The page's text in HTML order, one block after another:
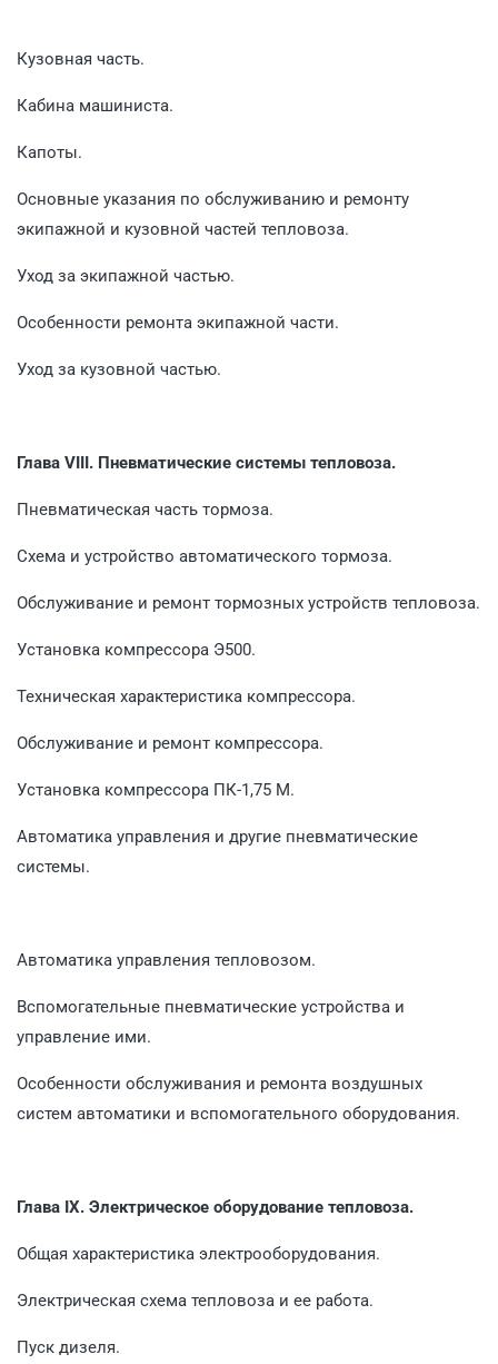
Кузовная часть.
Кабина машиниста.
Капоты.
Основные указания по обслуживанию и ремонту
экипажной и кузовной частей теп­ловоза.
Уход за экипажной частью.
Особенности ремонта экипажной части.
Уход за кузовной частью.
Глава VIII. Пневматические системы тепловоза.
Пневматическая часть тормоза.
Схема и устройство автоматического тормоза.
Обслуживание и ремонт тормозных устройств тепловоза.
Установка компрессора Э500.
Техническая характеристика компрессора.
Обслуживание и ремонт компрессора.
Установка компрессора ПК-1,75 М.
Автоматика управления и другие пневматические
системы.
Автоматика управления тепловозом.
Вспомогательные пневматические устройства и
управление ими.
Особенности обслуживания и ремонта воздушных
систем автоматики и вспо­могательного оборудования.
Глава IX. Электрическое оборудование тепловоза.
Общая характеристика электрооборудования.
Электрическая схема тепловоза и ее работа.
Пуск дизеля.